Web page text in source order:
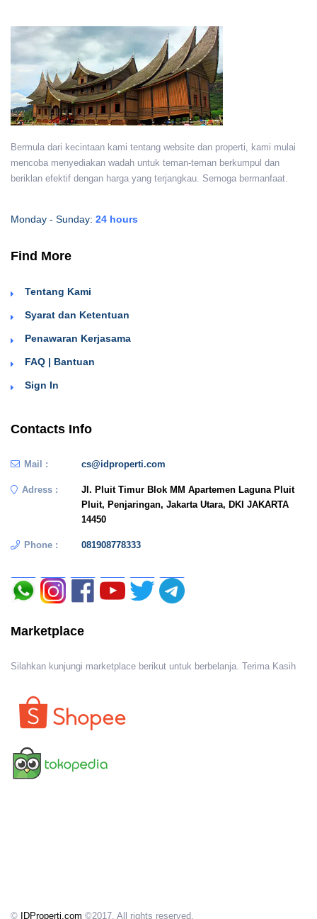
Bermula dari kecintaan kami tentang website dan properti, kami mulai
mencoba menyediakan wadah untuk teman-teman berkumpul dan
beriklan efektif dengan harga yang terjangkau. Semoga bermanfaat.
Monday - Sunday: 24 hours
Find More
Tentang Kami
Syarat dan Ketentuan
Penawaran Kerjasama
FAQ | Bantuan
Sign In
Contacts Info
Mail : cs@idproperti.com
Adress :
Jl. Pluit Timur Blok MM Apartemen Laguna Pluit
Pluit, Penjaringan, Jakarta Utara, DKI JAKARTA
14450
Phone : 081908778333
Marketplace
Silahkan kunjungi marketplace berikut untuk berbelanja. Terima Kasih
© IDProperti.com ©2017. All rights reserved.